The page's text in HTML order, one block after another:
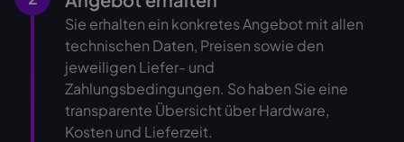
Sie erhalten ein konkretes Angebot mit allen
technischen Daten, Preisen sowie den
jeweiligen Liefer- und
Zahlungsbedingungen. So haben Sie eine
transparente Übersicht über Hardware,
Kosten und Lieferzeit.